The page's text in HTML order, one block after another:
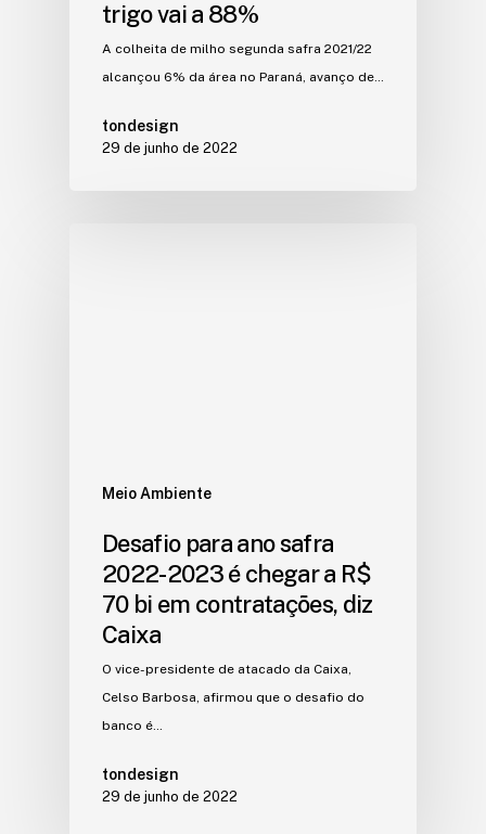
trigo vai a 88%
A colheita de milho segunda safra 2021/22
alcançou 6% da área no Paraná, avanço de…
tondesign
29 de junho de 2022
Meio Ambiente
Desafio para ano safra
2022-2023 é chegar a R$
70 bi em contratações, diz
Caixa
O vice-presidente de atacado da Caixa,
Celso Barbosa, afirmou que o desafio do
banco é…
tondesign
29 de junho de 2022